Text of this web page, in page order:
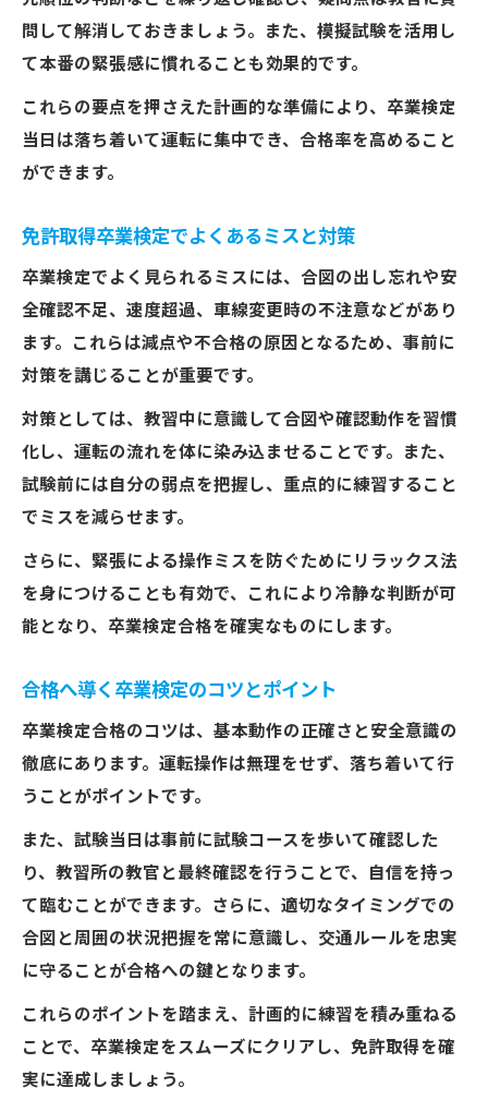
問して解消しておきましょう。また、模擬試験を活用し
て本番の緊張感に慣れることも効果的です。
これらの要点を押さえた計画的な準備により、卒業検定
当日は落ち着いて運転に集中でき、合格率を高めること
ができます。
免許取得卒業検定でよくあるミスと対策
卒業検定でよく見られるミスには、合図の出し忘れや安
全確認不足、速度超過、車線変更時の不注意などがあり
ます。これらは減点や不合格の原因となるため、事前に
対策を講じることが重要です。
対策としては、教習中に意識して合図や確認動作を習慣
化し、運転の流れを体に染み込ませることです。また、
試験前には自分の弱点を把握し、重点的に練習すること
でミスを減らせます。
さらに、緊張による操作ミスを防ぐためにリラックス法
を身につけることも有効で、これにより冷静な判断が可
能となり、卒業検定合格を確実なものにします。
合格へ導く卒業検定のコツとポイント
卒業検定合格のコツは、基本動作の正確さと安全意識の
徹底にあります。運転操作は無理をせず、落ち着いて行
うことがポイントです。
また、試験当日は事前に試験コースを歩いて確認した
り、教習所の教官と最終確認を行うことで、自信を持っ
て臨むことができます。さらに、適切なタイミングでの
合図と周囲の状況把握を常に意識し、交通ルールを忠実
に守ることが合格への鍵となります。
これらのポイントを踏まえ、計画的に練習を積み重ねる
ことで、卒業検定をスムーズにクリアし、免許取得を確
実に達成しましょう。